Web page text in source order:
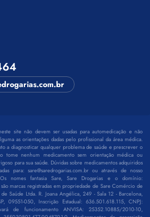
site não devem ser usadas para automedicação e não
as orientações dadas pelo profissional da área médica.
a diagnosticar qualquer problema de saúde e prescrever o
tome nenhum medicamento sem orientação médica ou
para sua saúde. Dúvidas sobre medicamentos adquiridos
para: sare@saredrogarias.com.brou através de nosso
nomes fantasia Sare, Sare Drogarias e o domínio:
marcas registradas em propriedade de Sare Comércio de
Saúde Ltda. R. Joana Angélica, 249 - Sala 12 - Barcelona,
09551-050, Inscrição Estadual: 636.501.618.115, CNPJ:
de funcionamento ANVISA: 25352.10885/2010-10,